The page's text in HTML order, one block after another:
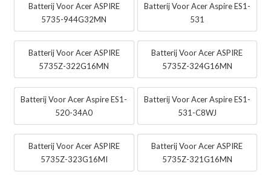
Batterij Voor Acer ASPIRE
5735-944G32MN
Batterij Voor Acer Aspire ES1-
531
Batterij Voor Acer ASPIRE
5735Z-322G16MN
Batterij Voor Acer ASPIRE
5735Z-324G16MN
Batterij Voor Acer Aspire ES1-
520-34A0
Batterij Voor Acer Aspire ES1-
531-C8WJ
Batterij Voor Acer ASPIRE
5735Z-323G16MI
Batterij Voor Acer ASPIRE
5735Z-321G16MN